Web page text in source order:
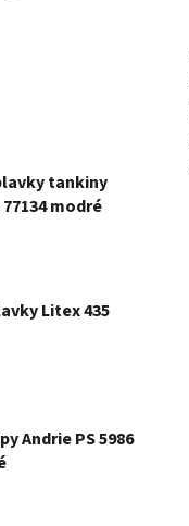
tankiny
modré
Litex 435
Andrie PS 5986